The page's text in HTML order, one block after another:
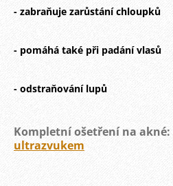
- zabraňuje zarůstání chloupků
- pomáhá také při padání vlasů
- odstraňování lupů
Kompletní ošetření na akné:
ultrazvukem